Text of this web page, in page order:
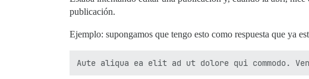
publicación.
Ejemplo: supongamos que tengo esto como respuesta que ya